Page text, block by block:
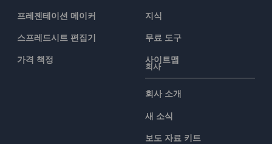
프레젠테이션 메이커
스프레드시트 편집기
가격 책정
지식
무료 도구
사이트맵
회사
회사 소개
새 소식
보도 자료 키트